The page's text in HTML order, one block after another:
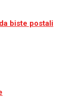
biste postali